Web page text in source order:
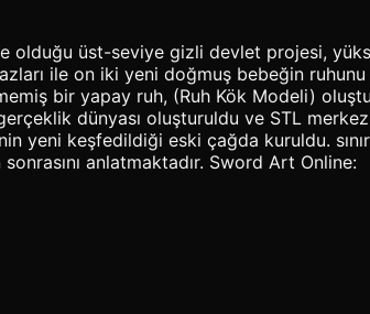
olduğu üst-seviye gizli devlet projesi,
ile on iki yeni doğmuş bebeğin ruhunu
bir yapay ruh, (Ruh Kök Modeli)
dünyası oluşturuldu ve STL
yeni keşfedildiği eski çağda kuruldu.
anlatmaktadır. Sword Art Online: